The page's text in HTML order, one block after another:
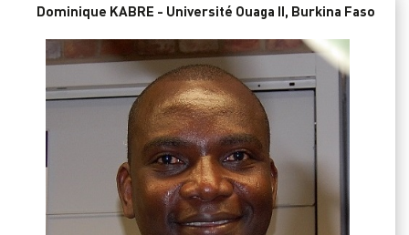
Dominique KABRE - Université Ouaga II, Burkina Faso